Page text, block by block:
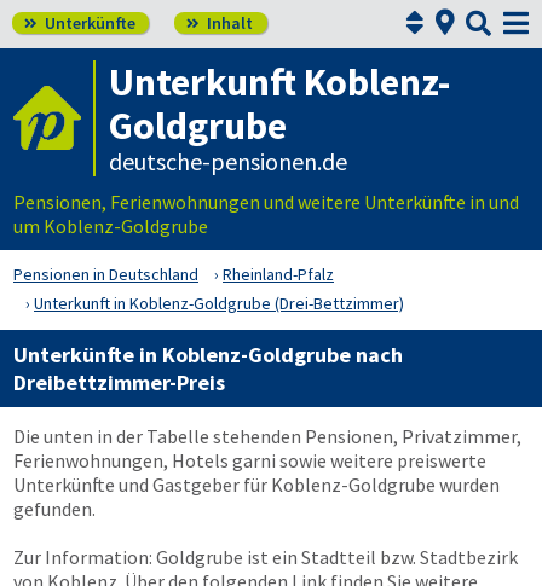
 Unterkünfte  Inhalt  

Unterkunft Koblenz-
Goldgrube
deutsche-pensionen.de
Pensionen, Ferienwohnungen und weitere Unterkünfte in und
um Koblenz-Goldgrube
Pensionen in Deutschland
Rheinland-Pfalz
Unterkunft in Koblenz-Goldgrube (Drei-Bettzimmer)
Unterkünfte in Koblenz-Goldgrube nach
Dreibettzimmer-Preis
Die unten in der Tabelle stehenden Pensionen, Privatzimmer,
Ferienwohnungen, Hotels garni sowie weitere preiswerte
Unterkünfte und Gastgeber für Koblenz-Goldgrube wurden
gefunden.
Zur Information: Goldgrube ist ein Stadtteil bzw. Stadtbezirk
von Koblenz. Über den folgenden Link finden Sie weitere